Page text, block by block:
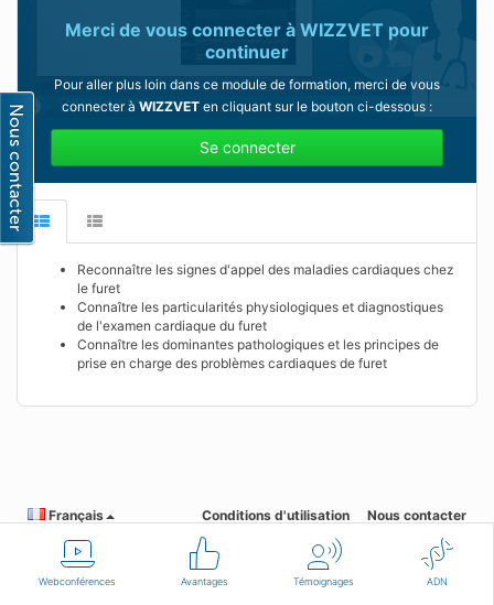
Webconférences Avantages Témoignages ADN
Merci de vous connecter à WIZZVET pour
continuer
Pour aller plus loin dans ce module de formation, merci de vous
connecter à WIZZVET en cliquant sur le bouton ci-dessous :
Se connecter
Reconnaître les signes d'appel des maladies cardiaques chez
le furet
Connaître les particularités physiologiques et diagnostiques
de l'examen cardiaque du furet
Connaître les dominantes pathologiques et les principes de
prise en charge des problèmes cardiaques de furet
Français Conditions d'utilisation Nous contacter